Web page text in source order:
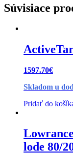
Súvisiace
1597.70€
Skladom u
Pridať do
lode 80/